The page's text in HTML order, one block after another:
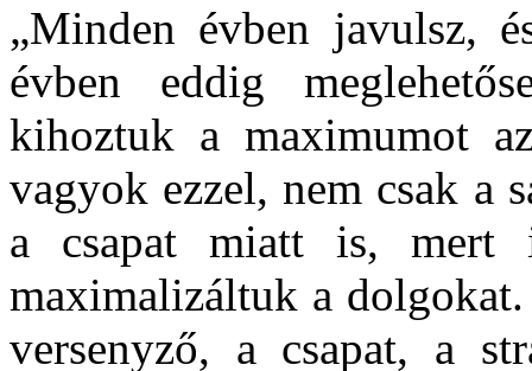
„Minden évben javulsz,
évben eddig
kihoztuk a maximumot
vagyok ezzel, nem csak a
a csapat miatt is, mert
maximalizáltuk a dolgokat.
versenyző, a csapat, a